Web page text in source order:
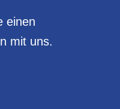
einen
mit uns.